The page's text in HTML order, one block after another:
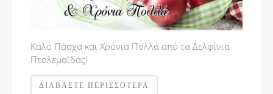
Καλό Πάσχα και Χρόνια Πολλά από τα Δελφίνια
Πτολεμαΐδας!
ΔΙΑΒΆΣΤΕ ΠΕΡΙΣΣΌΤΕΡΑ